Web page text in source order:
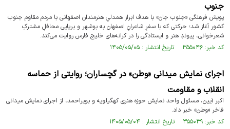
جنوب
پویش فرهنگی «جنوب جان» با هدف ابراز همدلیِ هنرمندان اصفهانی با مردم مقاوم جنوب
کشور آغاز شد؛ حرکتی که با سفرِ شاعرانِ اصفهان به بوشهر و برپایی محافلِ مشترکِ
شعرخوانی، پیوندِ هنر و ایستادگی را در کرانه‌های خلیج فارس روایت می‌کند.
کد خبر: ۳۵۵۰۴۶ تاریخ انتشار : ۱۴۰۵/۰۵/۰۵
اجرای نمایش میدانی «وطن» در گچساران؛ روایتی از حماسه
انقلاب و مقاومت
اکبر آیین، مسئول واحد نمایش حوزه هنری کهگیلویه و بویراحمد، از اجرای نمایش میدانی
فاخر «وطن» خبر داد.
کد خبر: ۳۵۵۰۳۹ تاریخ انتشار : ۱۴۰۵/۰۵/۰۴